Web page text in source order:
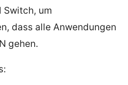
Switch, um
dass alle Anwendungen
gehen.